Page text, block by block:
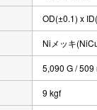
OD(±0.1) x
Niメッキ
5,090 G / 509
9 kgf